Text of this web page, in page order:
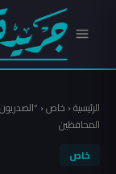
الرئيسية‹ خاص‹
المحافظين
خاص